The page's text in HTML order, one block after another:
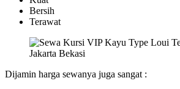
Bersih
Terawat
Dijamin harga sewanya juga sangat :